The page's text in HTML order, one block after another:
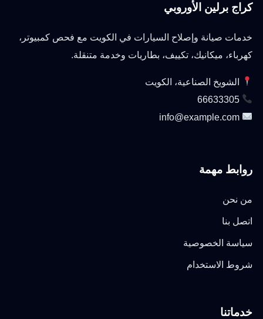
كراج برلين الأوروبي
خدمات صيانة وإصلاح السيارات في الكويت مع فحص كمبيوتر،
كهرباء، ميكانيك، تكييف، بطاريات وخدمة متنقلة.
الشويخ الصناعية، الكويت
66633305
info@example.com
روابط مهمة
من نحن
اتصل بنا
سياسة الخصوصية
شروط الاستخدام
خدماتنا